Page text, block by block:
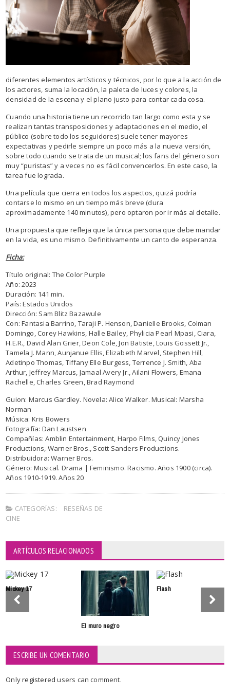
diferentes elementos artísticos y técnicos, por lo que a la acción de
los actores, suma la locación, la paleta de luces y colores, la
densidad de la escena y el plano justo para contar cada cosa.
Cuando una historia tiene un recorrido tan largo como esta y se
realizan tantas transposiciones y adaptaciones en el medio, el
público (sobre todo los seguidores) suele tener mayores
expectativas y pedirle siempre un poco más a la nueva versión,
sobre todo cuando se trata de un musical; los fans del género son
muy “puristas” y a veces no es fácil convencerlos. En este caso, la
tarea fue lograda.
Una película que cierra en todos los aspectos, quizá podría
contarse lo mismo en un tiempo más breve (dura
aproximadamente 140 minutos), pero optaron por ir más al detalle.
Una propuesta que refleja que la única persona que debe mandar
en la vida, es uno mismo. Definitivamente un canto de esperanza.
Ficha:
Título original: The Color Purple
Año: 2023
Duración: 141 min.
País: Estados Unidos
Dirección: Sam Blitz Bazawule
Con: Fantasia Barrino, Taraji P. Henson, Danielle Brooks, Colman
Domingo, Corey Hawkins, Halle Bailey, Phylicia Pearl Mpasi, Ciara,
H.E.R., David Alan Grier, Deon Cole, Jon Batiste, Louis Gossett Jr.,
Tamela J. Mann, Aunjanue Ellis, Elizabeth Marvel, Stephen Hill,
Adetinpo Thomas, Tiffany Elle Burgess, Terrence J. Smith, Aba
Arthur, Jeffrey Marcus, Jamaal Avery Jr., Ailani Flowers, Emana
Rachelle, Charles Green, Brad Raymond
Guion: Marcus Gardley. Novela: Alice Walker. Musical: Marsha
Norman
Música: Kris Bowers
Fotografía: Dan Laustsen
Compañías: Amblin Entertainment, Harpo Films, Quincy Jones
Productions, Warner Bros., Scott Sanders Productions.
Distribuidora: Warner Bros.
Género: Musical. Drama | Feminismo. Racismo. Años 1900 (circa).
Años 1910-1919. Años 20
CATEGORÍAS:
RESEÑAS DE
CINE
ARTÍCULOS RELACIONADOS
Mickey 17
El muro negro
Flash
ESCRIBE UN COMENTARIO
Onlyregisteredusers can comment.